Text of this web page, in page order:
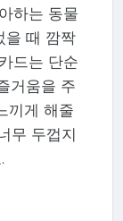
하는 동물
을 때 깜짝
드는 단순
거움을 주
끼게 해줄
무 두껍지